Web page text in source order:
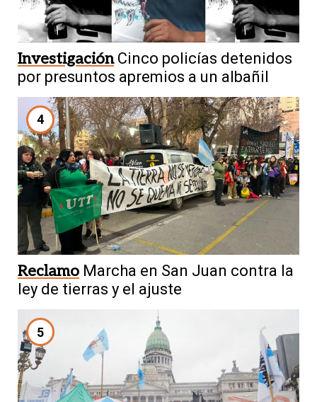
Investigación Cinco policías detenidos
por presuntos apremios a un albañil
4
Reclamo Marcha en San Juan contra la
ley de tierras y el ajuste
5